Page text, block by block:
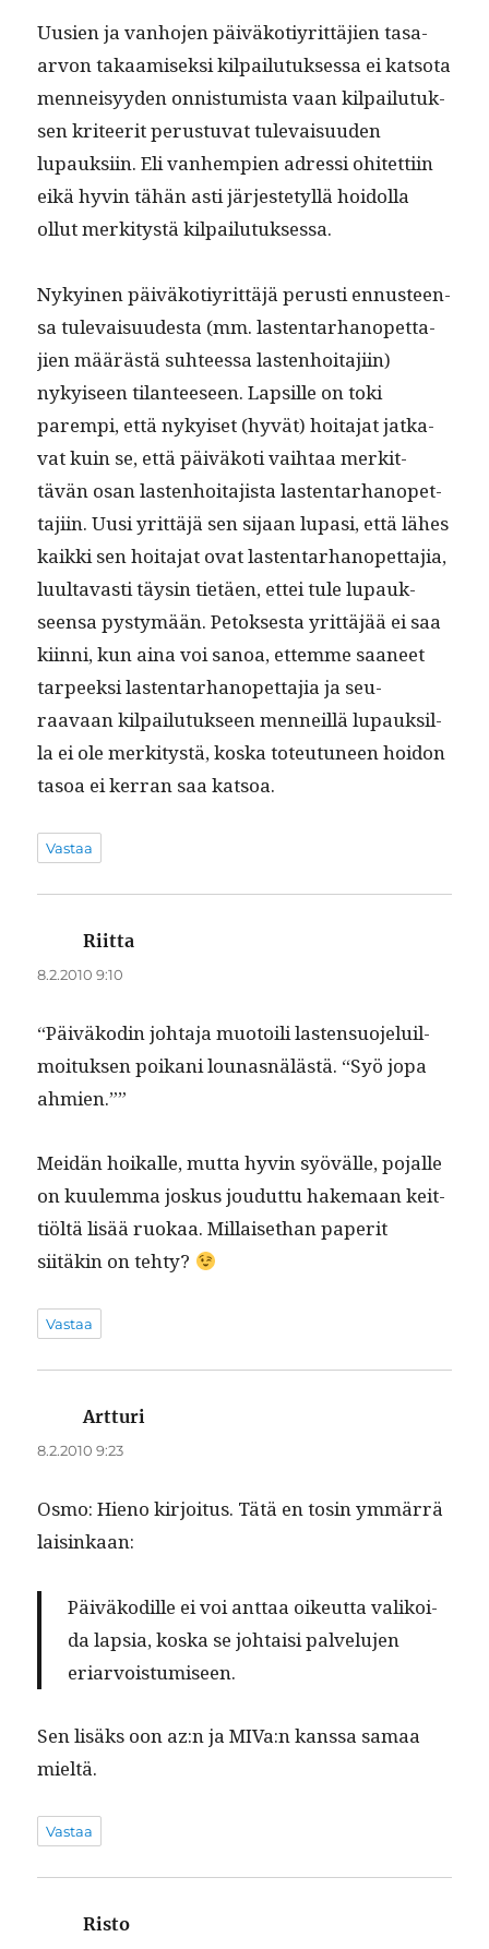
Uusien ja van­ho­jen päiväkotiyrit­täjien tasa-
arvon takaamisek­si kil­pailu­tuk­ses­sa ei kat­so­ta
men­neisyy­den onnis­tu­mista vaan kil­pailu­tuk­
sen kri­teer­it perus­tu­vat tule­vaisu­u­den
lupauk­si­in. Eli van­hempi­en adres­si ohitet­ti­in
eikä hyvin tähän asti jär­jestetyl­lä hoidol­la
ollut merk­i­tys­tä kilpailutuksessa.
Nykyi­nen päiväkotiyrit­täjä perusti ennus­teen­
sa tule­vaisu­ud­es­ta (mm. las­ten­tarhanopet­ta­
jien määrästä suh­teessa las­ten­hoita­ji­in)
nykyiseen tilanteeseen. Lap­sille on toki
parem­pi, että nykyiset (hyvät) hoita­jat jatka­
vat kuin se, että päiväkoti vai­h­taa merkit­
tävän osan las­ten­hoita­jista las­ten­tarhanopet­
ta­ji­in. Uusi yrit­täjä sen sijaan lupasi, että läh­es
kaik­ki sen hoita­jat ovat las­ten­tarhanopet­ta­jia,
luul­tavasti täysin tietäen, ettei tule lupauk­
seen­sa pystymään. Petok­ses­ta yrit­täjää ei saa
kiin­ni, kun aina voi sanoa, ettemme saa­neet
tarpeek­si las­ten­tarhanopet­ta­jia ja seu­
raavaan kil­pailu­tuk­seen men­neil­lä lupauk­sil­
la ei ole merk­i­tys­tä, kos­ka toteu­tuneen hoidon
tasoa ei ker­ran saa katsoa.
Vastaa
Riitta
8.2.2010 9:10
“Päiväkodin johta­ja muo­toili las­ten­suo­jeluil­
moituk­sen poikani lounas­nälästä. “Syö jopa
ahmien.””
Mei­dän hoikalle, mut­ta hyvin syövälle, pojalle
on kuulem­ma joskus joudut­tu hake­maan keit­
tiöltä lisää ruokaa. Mil­laisethan paper­it
siitäkin on tehty?
Vastaa
Artturi
8.2.2010 9:23
Osmo: Hieno kir­joi­tus. Tätä en tosin ymmär­rä
laisinkaan:
Päiväkodille ei voi anttaa oikeut­ta valikoi­
da lap­sia, kos­ka se johtaisi palvelu­jen
eriarvoistumiseen.
Sen lisäks oon az:n ja MIVa:n kanssa samaa
mieltä.
Vastaa
Risto